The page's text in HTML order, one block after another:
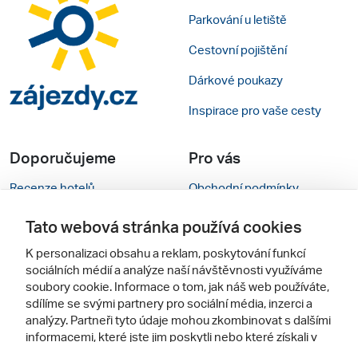
Parkování u letiště
Cestovní pojištění
Dárkové poukazy
Inspirace pro vaše cesty
Doporučujeme
Recenze hotelů
Rady na cestu
Cestovní kanceláře
Zájazdy.sk
Pro vás
Obchodní podmínky
Kontakty
Nastavení cookies
Mobilní verze webu
Sledujte nás
Tato webová stránka používá cookies
K personalizaci obsahu a reklam, poskytování funkcí
sociálních médií a analýze naší návštěvnosti využíváme
soubory cookie. Informace o tom, jak náš web používáte,
sdílíme se svými partnery pro sociální média, inzerci a
analýzy. Partneři tyto údaje mohou zkombinovat s dalšími
informacemi, které jste jim poskytli nebo které získali v